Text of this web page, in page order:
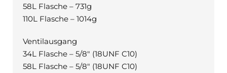
58L Flasche – 731g
110L Flasche – 1014g
Ventilausgang
34L Flasche – 5/8″ (18UNF C10)
58L Flasche – 5/8″ (18UNF C10)